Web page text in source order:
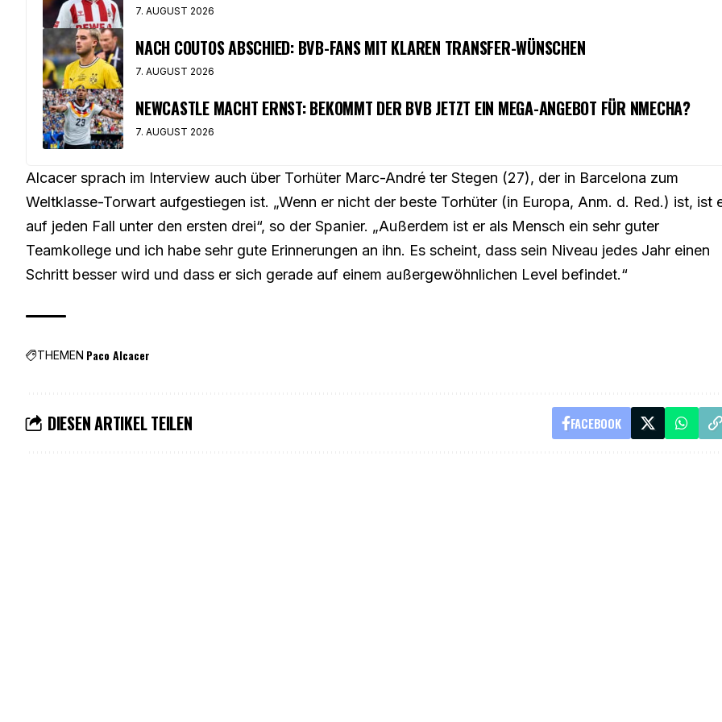
7. AUGUST 2026
NACH COUTOS ABSCHIED: BVB-FANS MIT KLAREN TRANSFER-WÜNSCHEN
7. AUGUST 2026
NEWCASTLE MACHT ERNST: BEKOMMT DER BVB JETZT EIN MEGA-ANGEBOT FÜR NMECHA?
7. AUGUST 2026
Alcacer sprach im Interview auch über Torhüter Marc-André ter Stegen (27), der in Barcelona zum
Weltklasse-Torwart aufgestiegen ist. „Wenn er nicht der beste Torhüter (in Europa, Anm. d. Red.) ist, ist
auf jeden Fall unter den ersten drei“, so der Spanier. „Außerdem ist er als Mensch ein sehr guter
Teamkollege und ich habe sehr gute Erinnerungen an ihn. Es scheint, dass sein Niveau jedes Jahr einen
Schritt besser wird und dass er sich gerade auf einem außergewöhnlichen Level befindet.“
THEMEN Paco Alcacer
DIESEN ARTIKEL TEILEN FACEBOOK